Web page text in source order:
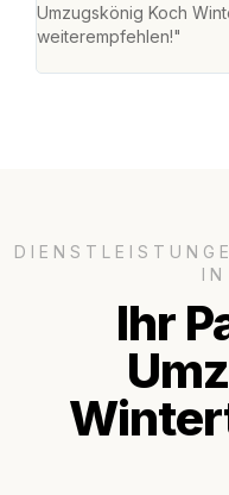
Umzugskönig Koch
weiterempfehlen!"
IN
Ihr